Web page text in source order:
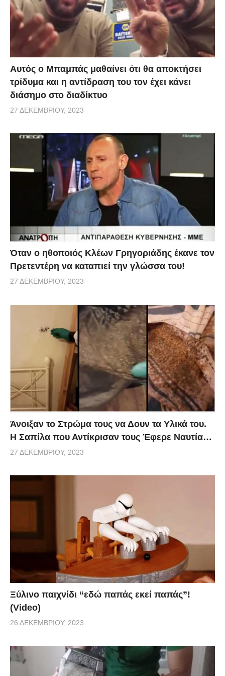
Αυτός ο Μπαμπάς μαθαίνει ότι θα αποκτήσει
τρίδυμα και η αντίδραση του τον έχει κάνει
διάσημο στο διαδίκτυο
27 ΔΕΚΕΜΒΡΊΟΥ, 2023
Όταν ο ηθοποιός Κλέων Γρηγοριάδης έκανε τον
Πρετεντέρη να καταπιεί την γλώσσα του!
27 ΔΕΚΕΜΒΡΊΟΥ, 2023
Άνοιξαν το Στρώμα τους να Δουν τα Υλικά του.
Η Σαπίλα που Αντίκρισαν τους Έφερε Ναυτία…
27 ΔΕΚΕΜΒΡΊΟΥ, 2023
Ξύλινο παιχνίδι “εδώ παπάς εκεί παπάς”!
(Video)
26 ΔΕΚΕΜΒΡΊΟΥ, 2023